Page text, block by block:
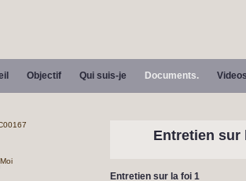
Objectif Qui suis-je Documents.
Entretien sur
Entretien sur la foi 1